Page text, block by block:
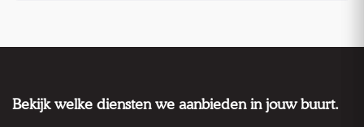
Bekijk welke diensten we aanbieden in jouw buurt.